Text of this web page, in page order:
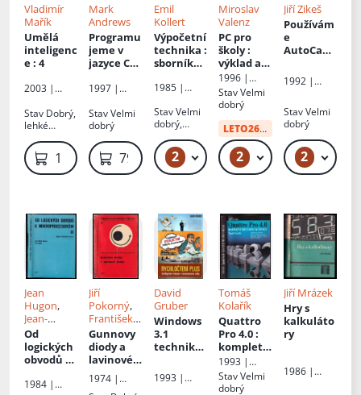
Vladimír
Mařík
Umělá
inteligenc
e: 4
2003 |
Stav Dobrý,
lehké
1 149 Kč
Mark
Andrews
Programu
jeme v
jazyce C
1997 |
Press
StavVelmi
dobrý
79 Kč
Emil
Kollert
Výpočetní
technika :
sborník
k - [Díl] 2
1985 |
nakladatels
tví
literatury
StavVelmi
dobrý,
technické
knihovny
2 49 Kč
Miroslav
Valenz
PC pro
školy:
výklad a
cvičení
1996 |
Kopp
StavVelmi
dobrý
LETO26od: 34 Kč
2 49 Kč
Jiří Zikeš
Používám
e
AutoCad
10 a
Release
1992 |
StavVelmi
dobrý
2
Jean
Hugon,
Jean-
Michel
Bernard,
Př.
Drábek,
Od
logických
obvodů k
cesorům
1984 |
Jiří
Pokorný,
František
Jelínek,
Karel
Kieslich
Gunnovy
diody a
lavinové
diody
1974 |
Státní
David
Gruber
Windows
3.1
techniky
vání
1993 |
Tomáš
Kolařík
Quattro
Pro 4.0:
kompletn
í
průvodce
systéme
1993 |
Grada
StavVelmi
dobrý
Jiří Mrázek
Hry s
kalkuláto
ry
1986 |